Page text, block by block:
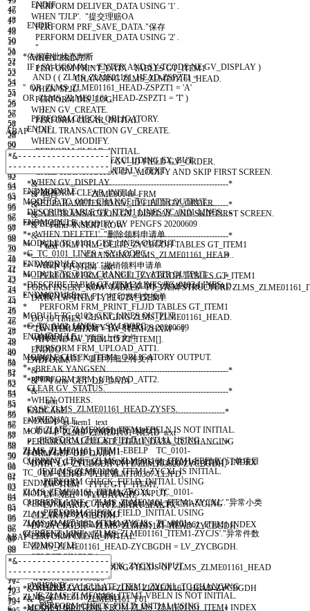
47
48
49
50
51
52
53
54
55
56
57
58
59
60
61
62
63
64
65
66
67
68
69
70
71
72
73
74
75
76
77
78
79
80
81
82
83
84
85
86
87
88
89
90
91
92
93
94
95
96
97
98
99
100
101
102
103
104
ENDIF.
ENDIF.
*依据审批状态判断
IF ( SY-UCOMM = 'ENTER'AND SY-TCODE NE GV DISPLAY )
AND ( ( ZLMS_ZLME01161_HEAD-ZSPZT1 =
'' OR ZLMS_ZLME01161 HEAD-ZSPZT1 = 'A'
OR ZLMS_ZLME01161_HEAD-ZSPZT1 = 'T' )
).
PERFORM CHECK_ OBLIGATORY.
ENDIF.
EXCLUDING EX_BUT.
WITH LV_TEXT.
ENDMODULE.
MODULE TC_0101_CHANGE_TC_ATTR OUTPUT.
DESCRIBE TABLE GT_ITEM1 LINES TC_0101-LINES.
ENDMODULE.
MODULE TC_0101_GET_LINES OUTPUT.
G TC 0101 LINES = SY-LOOPC.
ENDMODULE.
MODULE TC_0102_CHANGE_TC_ATTR OUTPUT.
DESCRIBE TABLE GT_ITEM2 LINES TC_0102-LINES.
ENDMODULE.
MODULE TC_0102_GET_LINES OUTPUT.
G_TC_0102_LINES = SY-LOOPC.
ENDMODULE.
MODULE CHECK_ITEM1_OBLIGATORY OUTPUT.
*
* return.
CLEAR GV STATUS.
CASE ZLMS ZLME01161 HEAD-ZYSFS.
WHEN 'A'.
IF ZLMS_ZLME01161_ITEM1-EBELN IS NOT INITIAL.
PERFORM CHECK_FIELD_INITIAL USING
ZLMS_ZLME01161_ITEM1-EBELP TC 0101-
CURRENT_LINE 'ZLMS_ZLME01161_ITEM1-EBELP'."订单项目
IF ZLMS_ZLME01161_ITEM1-ZYCXL IS INITIAL.
PERFORM CHECK_FIELD_INITIAL USING
ZLMS_ZLME01161_ITEM1-ZYCXL TC 0101-
CURRENT_LINE 'ZLMS_ZLME01161_ITEM1-ZYCXL'."异常小类
PERFORM CHECK_FIELD INITIAL USING
ZLMS_ZLME01161_ITEM1-ZYCJS TC_0101-
CURRENT_LINE 'ZLMS_ZLME01161_ITEM1-ZYCJS'."异常件数
ENDIF.
ENDIF.
WHEN 'B'.
IF ZLMS_ZLME01161_ITEM1-VBELN IS NOT INITIAL.
PERFORM CHECK_FIELD_INITIAL USING
16
17
18
19
20
21
22
23
24
25
26
27
28
29
30
31
32
33
34
35
36
37
38
39
40
41
42
43
44
45
46
47
48
49
50
51
52
53
54
55
56
57
58
59
60
61
62
63
64
65
66
67
68
69
70
71
72
73
PERFORM DELIVER DATA USING '1' .
WHEN 'TJLP'. "提交理赔OA
PERFORM PRF SAVE DATA."保存
PERFORM DELIVER DATA USING '2' .
"
WHEN 'PRINT'.
PERFORM PRINT_DATA TABLES GT_ITEM1
CHANGING ZLMS_ZLME01161_HEAD.
WHEN 'SPJL'.
PERFORM DIS_LOG.
WHEN GV CREATE.
PERFORM CLEAR_INITIAL.
CALL TRANSACTION GV CREATE.
WHEN GV MODIFY.
PERFORM CLEAR_INITIAL.
ID GV_ID FIELD GV_ORDER.
CALL TRANSACTION GV_MODIFYAND SKIP FIRST SCREEN.
WHEN GV_DISPLAY.
PERFORM CLEAR_INITIAL.
SET PARAMETER ID GV_ID FIELD GV_ORDER.
CALL TRANSACTION GV_DISPLAYAND SKIP FIRST SCREEN.
****BEGIN OF MODIFY BY PENGFS 20200609
* WHEN 'DELETE1'. "删除领料申请单
* PERFORM FRM_DELTE_ZYCBGDH TABLES GT_ITEM1
* CHANGING ZLMS_ZLME01161_HEAD..
* WHEN 'CANCEL'."撤销领料申请单
* PERFORM FRM_CANCEL_ZYCBGDH TABLES GT_ITEM1
* CHANGING ZLMS_ZLME01161_HEAD.
* WHEN 'PRINT_FL'."打印发料交接单
* PERFORM FRM_PRINT_FLJJD TABLES GT_ITEM1
* CHANGING ZLMS_ZLME01161_HEAD.
****END OF MODIFY BY PENGFS 20200609
WHEN 'LAD1'."项目上传文件
PERFORM FRM UPLOAD ATT1.
WHEN 'LAD2'."项目明细上传文件
BREAK YANGSEN.
PERFORM FRM_UPLOAD ATT2.
WHEN OTHERS.
ENDCASE.
ENDMODULE.
MODULE TC_0101_MODIFY INPUT.
PERFORM CALCULATE_ITEM1_DATA_TC CHANGING
ZLMS_ZLME01161_ITEM1.
MODIFY GT_ITEM1 FROM ZLMS_ZLME01161_ITEM1 INDEX
TC 0101-CURRENT_LINE.
ENDMODULE.
MODULE TC_0101_CHECK_PO INPUT.
PERFORM CALCULATE_ITEM1_PO_TC CHANGING
ZLMS_ZLME01161_ITEM1.
MODIFY GT_ITEM1 FROM ZLMS_ZLME01161_ITEM1 INDEX
TC_0101-CURRENT_LINE.
ENDMODULE.
CHECK_ZYCXL INPUT.
"小类
PERFORM CALCULATE_ITEM1_ZYCXL_TC CHANGING
ZLMS_ZLME01161_ITEM1.
MODIFY GT_ITEM1 FROM ZLMS_ZLME01161 ITEM1 INDEX
ABAP
1
3
4
5
6
*&---------------------------------------------------------------------*
*& 包含 ZLME00140_FRM
*&---------------------------------------------------------------------*
*&---------------------------------------------------------------------*
*& Form INSERT_ROW
*&---------------------------------------------------------------------*
* text
*----------------------------------------------------------------------*
* -->P_PT_ITEM text
*----------------------------------------------------------------------*
FORM INSERT_ROW TABLES PT_ITEM STRUCTURE ZLMS ZLME01161
DATA: LW_ITEM TYPE GTY_ITEM1.
DO 10 TIMES.
LW_ITEM-ZHXM = LW_ITEM-ZHXM + 1.
APPEND LW_ITEM TO PT_ITEM[]
ENDDO.
ENDFORM.
*&---------------------------------------------------------------------*
*& Form GET_DB_DATA
*&---------------------------------------------------------------------*
* text
*----------------------------------------------------------------------*
* -->P_gt_item1 text
* <--P_ZLMS_ZLME01161_HEAD text
*----------------------------------------------------------------------*
FORM GET_DB_DATA .
DATA: LV_ZYCBGDH TYPE ZLMT03820-ZYCBGDH,
LV_LLJPD TYPE ZLMT00307-LLJPD,
LW_ITEM TYPE GTY_ITEM1,
LV_XLH TYPEATWRT,
LV_MAKTX TYPE MAKT-MAKTX.
CLEAR:LV_ZYCBGDH.
LV_ZYCBGDH = ZLMS_ZLME01161_HEAD-ZYCBGDH.
PERFORM CLEAR_INITIAL.
ZLMS_ZLME01161 HEAD-ZYCBGDH = LV ZYCBGDH
SELECT SINGLE *
CORRESPONDING FIELDS OF ZLMS ZLME01161 HEAD
FROM ZLMT03820
WHERE ZYCBGDH = ZLMS_ZLME01161_HEAD-ZYCBGDH
.
IF SY-SUBRC <> 0.
ABAP
*&---------------------------------------------------------------------*
*& 包含 ZLME01161_F01